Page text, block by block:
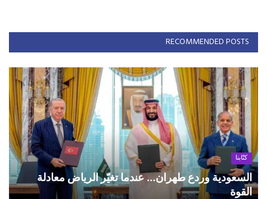
RECOMMENDED POSTS
كتّابنا
السعودية وردع طهران... عندما تغيّر الرياض معادلة
القوة